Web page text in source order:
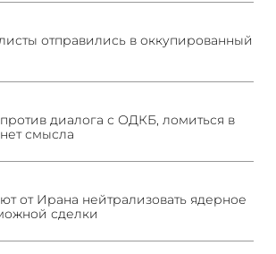
отправились в оккупированный
диалога с ОДКБ, ломиться в
смысла
от Ирана нейтрализовать ядерное
сделки